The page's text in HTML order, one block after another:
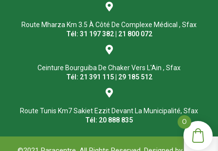
Route Mharza Km 3.5 À Côté De Complexe Médical , Sfax
Tél: 31 197 382 | 21 800 072
Ceinture Bourguiba De Chaker Vers L'Ain , Sfax
Tél: 21 391 115 | 29 185 512
Route Tunis Km7 Sakiet Ezzit Devant La Municipalité, Sfax
Tél: 20 888 835
0